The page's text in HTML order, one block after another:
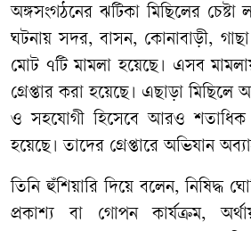
অঙ্গসংগঠনের ঝটিকা মিছিলের
ঘটনায় সদর, বাসন, কোনাবাড়ী, গাছা
মোট ৭টি মামলা হয়েছে। এসব
গ্রেপ্তার করা হয়েছে। এছাড়া মিছিলে
ও সহযোগী হিসেবে আরও শতাধিক
হয়েছে। তাদের গ্রেপ্তারে অভিযান
তিনি হুঁশিয়ারি দিয়ে বলেন, নিষিদ্ধ
প্রকাশ্য বা গোপন কার্যক্রম,